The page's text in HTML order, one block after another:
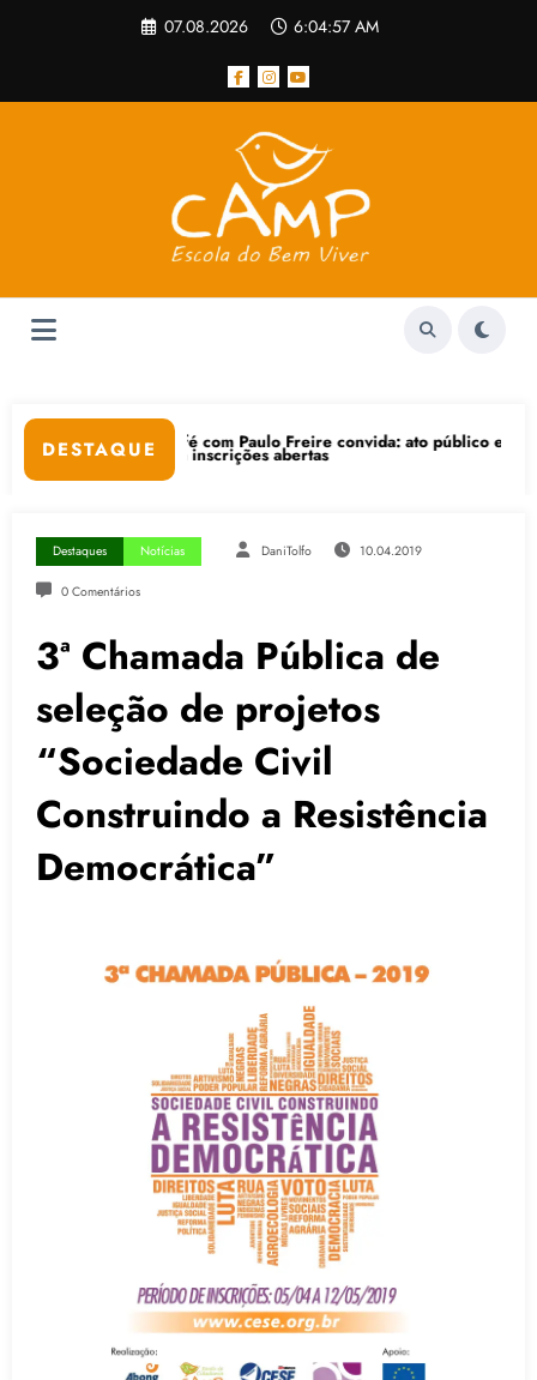
07.08.2026 6:04:58 AM
DESTAQUE
inscrições abertas
Café com Paulo Freire convida: ato público e pedagógica na sexta-
Destaques Notícias DaniTolfo 10.04.2019
0 Comentários
3ª Chamada Pública de
seleção de projetos
“Sociedade Civil
Construindo a Resistência
Democrática”